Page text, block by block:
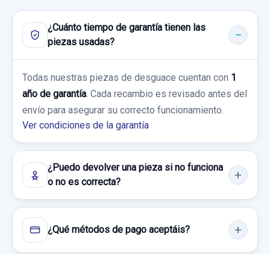
¿Cuánto tiempo de garantía tienen las
piezas usadas?
Todas nuestras piezas de desguace cuentan con 1
año de garantía . Cada recambio es revisado antes del
envío para asegurar su correcto funcionamiento.
Ver condiciones de la garantía
¿Puedo devolver una pieza si no funciona
o no es correcta?
¿Qué métodos de pago aceptáis?